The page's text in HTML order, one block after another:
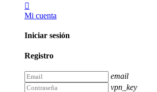
Mi cuenta
Iniciar sesión
Registro
email
vpn_key